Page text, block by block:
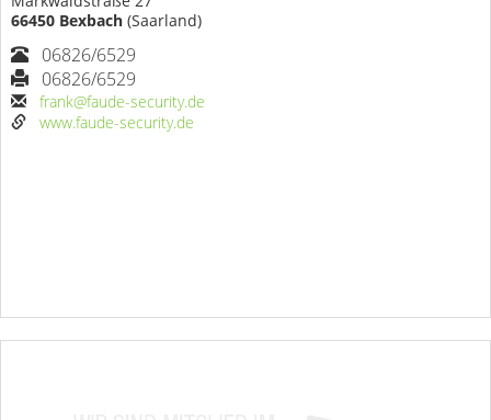
66450 Bexbach (Saarland)
06826/6529
06826/6529
frank@faude-security.de
www.faude-security.de